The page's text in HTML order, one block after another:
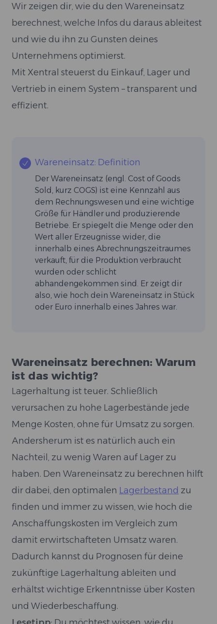
Wir zeigen dir, wie du den Wareneinsatz
berechnest, welche Infos du daraus ableitest
und wie du ihn zu Gunsten deines
Unternehmens optimierst.
Mit Xentral steuerst du Einkauf, Lager und
Vertrieb in einem System – transparent und
effizient.
Wareneinsatz: Definition
Der Wareneinsatz (engl. Cost of Goods
Sold, kurz COGS) ist eine Kennzahl aus
dem Rechnungswesen und eine wichtige
Größe für Händler und produzierende
Betriebe. Er spiegelt die Menge oder den
Wert aller Erzeugnisse wider, die
innerhalb eines Abrechnungszeitraumes
verkauft, für die Produktion verbraucht
wurden oder schlicht
abhandengekommen sind. Er zeigt dir
also, wie hoch dein Wareneinsatz in Stück
oder Euro innerhalb eines Jahres war.
Wareneinsatz berechnen: Warum
ist das wichtig?
Lagerhaltung ist teuer. Schließlich
verursachen zu hohe Lagerbestände jede
Menge Kosten, ohne für Umsatz zu sorgen.
Andersherum ist es natürlich auch ein
Nachteil, zu wenig Waren auf Lager zu
haben. Den Wareneinsatz zu berechnen hilft
dir dabei, den optimalen Lagerbestand zu
finden und immer zu wissen, wie hoch die
Anschaffungskosten im Vergleich zum
damit erwirtschafteten Umsatz waren.
Dadurch kannst du Prognosen für deine
zukünftige Lagerhaltung ableiten und
erhältst wichtige Erkenntnisse über Kosten
und Wiederbeschaffung.